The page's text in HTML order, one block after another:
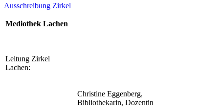
Ausschreibung Zirkel
Mediothek Lachen
Leitung Zirkel
Lachen:
Christine Eggenberg,
Bibliothekarin, Dozentin